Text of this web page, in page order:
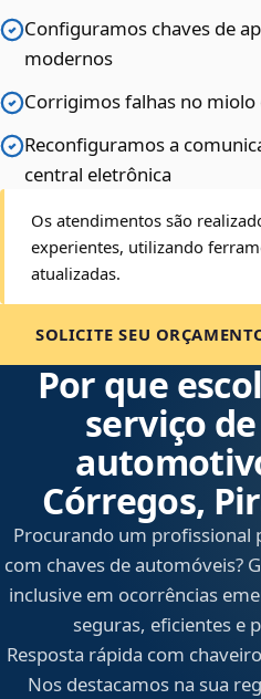
Configuramos chaves de
modernos
Corrigimos falhas no miolo
Reconfiguramos a
central eletrônica
Os atendimentos são
experientes, utilizando
atualizadas.
SOLICITE SEU
Por que
serviço
Córregos,
Procurando um profissional
com chaves de automóveis?
inclusive em ocorrências
seguras, eficientes e
Resposta rápida com
Nos destacamos na sua